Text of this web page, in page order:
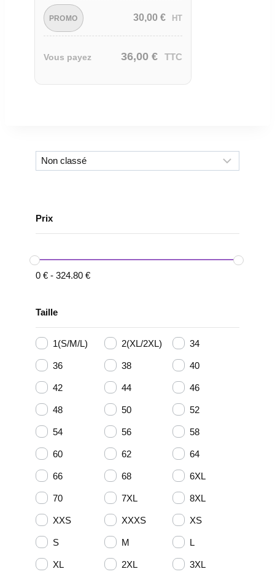
PROMO 30,00 € HT
Vous payez 36,00 € TTC
Prix
0 € - 324.80 €
Taille
1(S/M/L) 2(XL/2XL) 34
36 38 40
42 44 46
48 50 52
54 56 58
60 62 64
66 68 6XL
70 7XL 8XL
XXS XXXS XS
S M L
XL 2XL 3XL